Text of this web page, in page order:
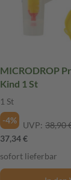
MICRODROP
Kind 1 St
1 St
-4%
UVP: 38,90
37,34 €
sofort lieferbar